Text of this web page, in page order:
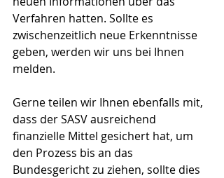
Verfahren hatten. Sollte es
zwischenzeitlich neue Erkenntnisse
geben, werden wir uns bei Ihnen
melden.
Gerne teilen wir Ihnen ebenfalls mit,
dass der SASV ausreichend
finanzielle Mittel gesichert hat, um
den Prozess bis an das
Bundesgericht zu ziehen, sollte dies